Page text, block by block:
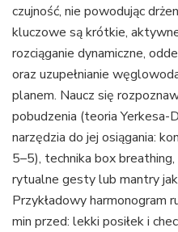
czujność, nie powodując
kluczowe są krótkie,
rozciąganie dynamiczne,
oraz uzupełnianie
planem. Naucz się
pobudzenia (teoria
narzędzia do jej osiągania:
5–5), technika box
rytualne gesty lub mantry
Przykładowy
min przed: lekki posiłek i